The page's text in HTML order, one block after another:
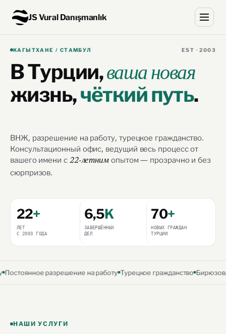
JS Vural Danışmanlık
КАГЫТХАНЕ / СТАМБУЛ EST · 2003
В Турции,ваша новая
жизнь,чёткий путь.
ВНЖ, разрешение на работу, турецкое гражданство.
Консультационный офис, ведущий весь процесс от
вашего имени с 22-летним опытом — прозрачно и без
сюрпризов.
Джале Снежана Вурал
22+
ЛЕТ
С 2003 ГОДА
6,5K
ЗАВЕРШЁННЫХ
ДЕЛ
70+
НОВЫХ ГРАЖДАН
ТУРЦИИ
разрешение на работу Турецкое гражданство Бирюзовая
НАШИ УСЛУГИ